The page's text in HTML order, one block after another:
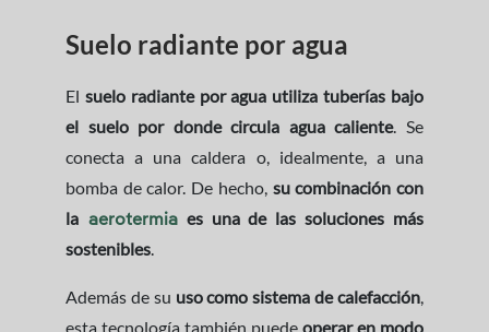
Suelo radiante por agua
El suelo radiante por agua utiliza tuberías bajo
el suelo por donde circula agua caliente. Se
conecta a una caldera o, idealmente, a una
bomba de calor. De hecho, su combinación con
la aerotermiaes una de las soluciones más
sostenibles
Además de su uso como sistema de calefacción
esta tecnología también puede operar en modo